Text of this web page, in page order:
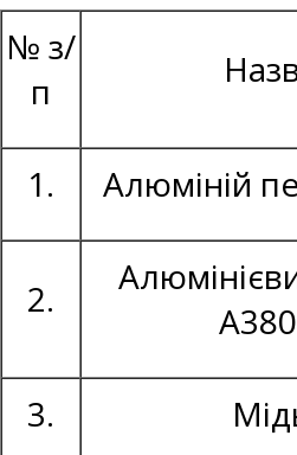
№ з/
п
1. Алюміній
2.
3.